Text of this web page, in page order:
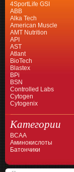
4SportLife GSI
ABB
Alka Tech
American Muscle
AMT Nutrition
API
AST
Atlant
BioTech
Blastex
BPi
BSN
Controlled Labs
Cytogen
Cytogenix
Категории
BCAA
Аминокислоты
Батончики